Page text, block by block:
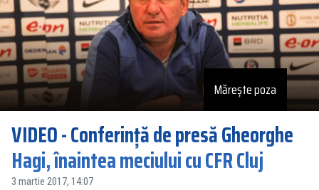
Mărește poza
VIDEO - Conferință de presă Gheorghe
Hagi, înaintea meciului cu CFR Cluj
3 martie 2017, 14:07